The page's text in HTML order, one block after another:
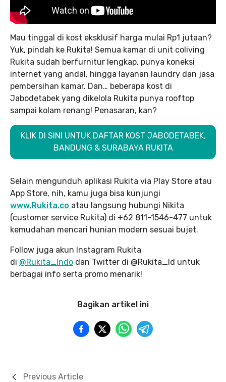
Mau tinggal di kost eksklusif harga mulai Rp1 jutaan?
Yuk, pindah ke Rukita! Semua kamar di unit coliving
Rukita sudah berfurnitur lengkap, punya koneksi
internet yang andal, hingga layanan laundry dan jasa
pembersihan kamar. Dan… beberapa kost di
Jabodetabek yang dikelola Rukita punya rooftop
sampai kolam renang! Penasaran, kan?
KLIK DI SINI UNTUK DAFTAR KOST JABODETABEK,
BANDUNG & SURABAYA RUKITA
Selain mengunduh aplikasi Rukita via Play Store atau
App Store, nih, kamu juga bisa kunjungi
www.Rukita.co atau langsung hubungi Nikita
(customer service Rukita) di +62 811-1546-477 untuk
kemudahan mencari hunian modern sesuai bujet.
Follow juga akun Instagram Rukita
di @Rukita_Indo dan Twitter di @Rukita_Id untuk
berbagai info serta promo menarik!
Bagikan artikel ini
Previous Article